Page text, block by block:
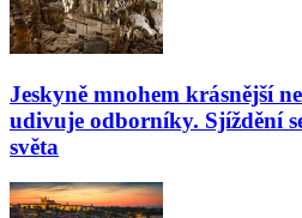
Jeskyně mnohem krásnější
udivuje odborníky. Sjíždění
světa